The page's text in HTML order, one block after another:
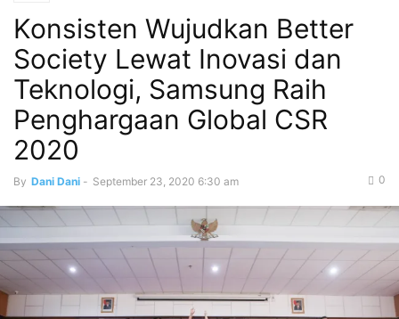
Konsisten Wujudkan Better
Society Lewat Inovasi dan
Teknologi, Samsung Raih
Penghargaan Global CSR
2020
By Dani Dani - September 23, 2020 6:30 am 0